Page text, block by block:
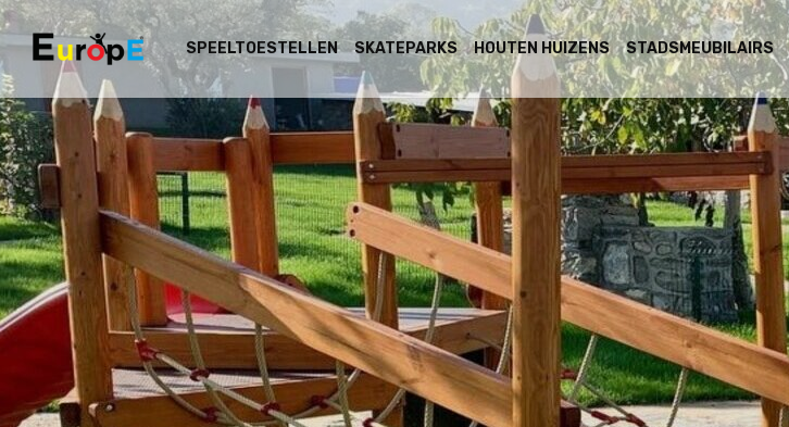
SPEELTOESTELLEN SKATEPARKS HOUTEN HUIZENS STADSMEUBILAIRS